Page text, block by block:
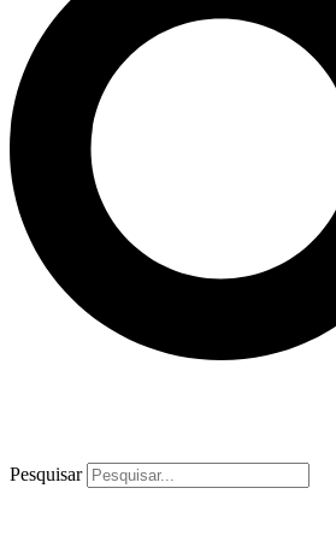
Pesquisar